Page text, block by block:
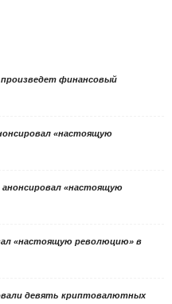
финансовый
«настоящую
анонсировал «настоящую
«настоящую революцию» в
девять криптовалютных